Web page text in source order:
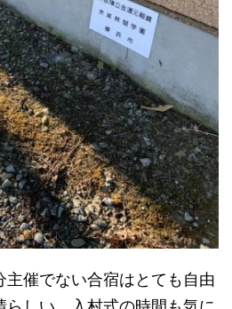
主催でない合宿はとても自由